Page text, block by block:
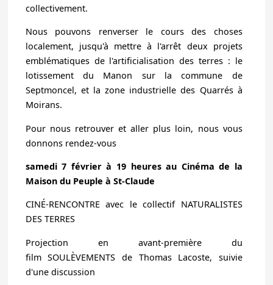
collectivement.
Nous pouvons renverser le cours des choses
localement, jusqu'à mettre à l'arrêt deux projets
emblématiques de l'artificialisation des terres : le
lotissement du Manon sur la commune de
Septmoncel, et la zone industrielle des Quarrés à
Moirans.
Pour nous retrouver et aller plus loin, nous vous
donnons rendez-vous
samedi 7 février à 19 heures au Cinéma de la
Maison du Peuple à St-Claude
CINÉ-RENCONTRE avec le collectif NATURALISTES
DES TERRES
Projection en avant-première du
filmSOULÈVEMENTS de Thomas Lacoste, suivie
d'une discussion